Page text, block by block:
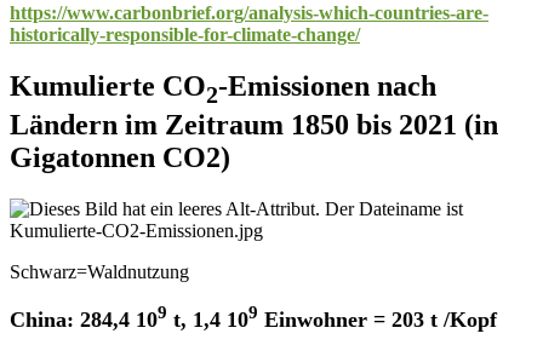
https://www.carbonbrief.org/analysis-which-countries-are-
historically-responsible-for-climate-change/
Kumulierte CO2-Emissionen nach
Ländern im Zeitraum 1850 bis 2021 (in
Gigatonnen CO2)
Schwarz=Waldnutzung
China: 284,4 109 t, 1,4 109 Einwohner = 203 t /Kopf